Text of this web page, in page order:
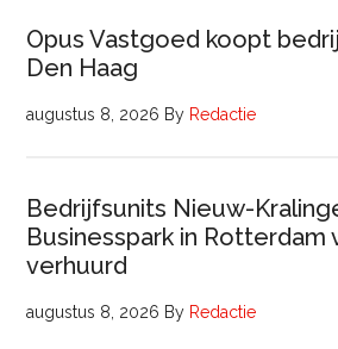
Opus Vastgoed koopt
Den Haag
augustus 8, 2026 By Redactie
Bedrijfsunits Nieuw-
Businesspark in Rotterdam
verhuurd
augustus 8, 2026 By Redactie